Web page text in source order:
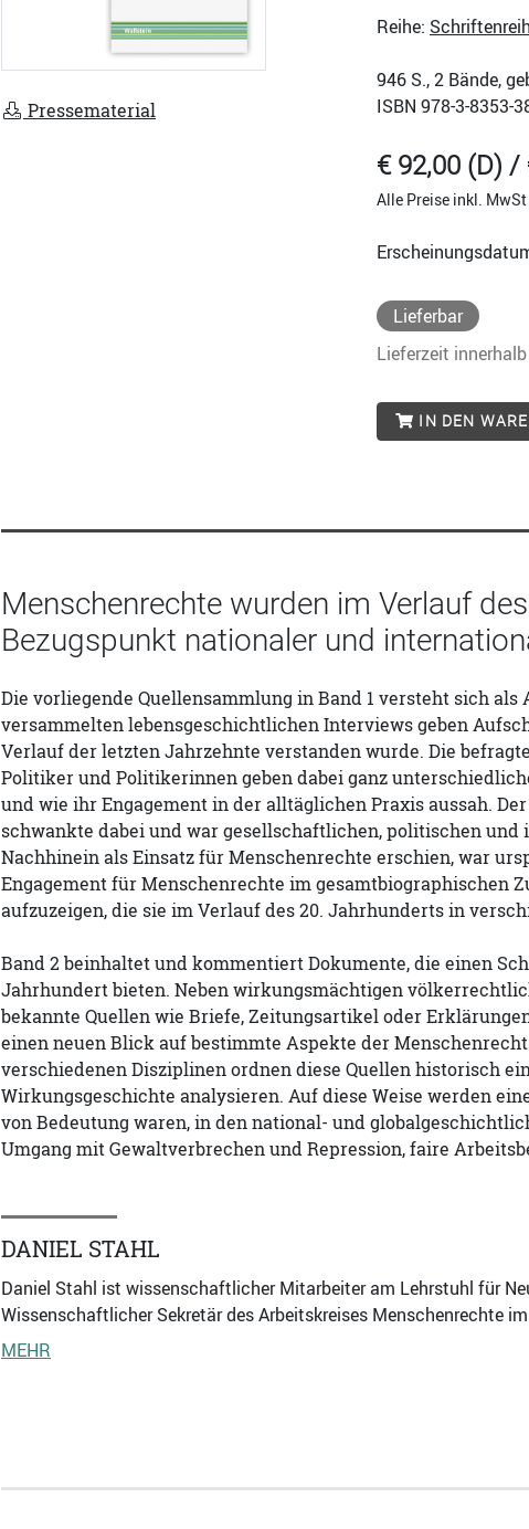
Pressematerial
Reihe:
946 S., 2 Bände,
ISBN 978-3-8353-
€ 92,00 (D) /
Alle Preise inkl.
Lieferbar
Lieferzeit
IN DEN
Menschenrechte wurden im Verlauf
Bezugspunkt nationaler und
Die vorliegende Quellensammlung in Band 1 versteht sich
versammelten lebensgeschichtlichen Interviews geben
Verlauf der letzten Jahrzehnte verstanden wurde. Die
Politiker und Politikerinnen geben dabei ganz
und wie ihr Engagement in der alltäglichen Praxis aussah.
schwankte dabei und war gesellschaftlichen, politischen
Nachhinein als Einsatz für Menschenrechte erschien, war
Engagement für Menschenrechte im gesamtbiographischen
aufzuzeigen, die sie im Verlauf des 20. Jahrhunderts in
Band 2 beinhaltet und kommentiert Dokumente, die einen
Jahrhundert bieten. Neben wirkungsmächtigen
bekannte Quellen wie Briefe, Zeitungsartikel oder
einen neuen Blick auf bestimmte Aspekte der
verschiedenen Disziplinen ordnen diese Quellen historisch
Wirkungsgeschichte analysieren. Auf diese Weise werden
von Bedeutung waren, in den national- und
Umgang mit Gewaltverbrechen und Repression, faire
DANIEL STAHL
Daniel Stahl ist wissenschaftlicher Mitarbeiter am Lehrstuhl für
Wissenschaftlicher Sekretär des Arbeitskreises Menschenrechte
MEHR